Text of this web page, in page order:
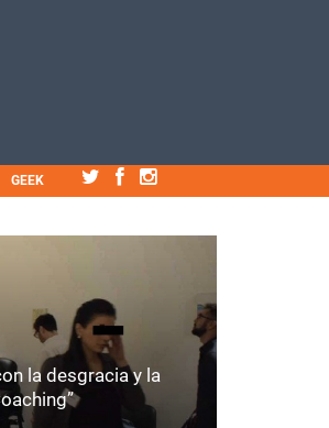
GEEK
la desgracia y la